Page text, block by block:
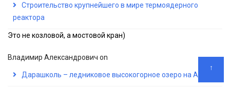
Строительство крупнейшего в мире термоядерного
реактора
Это не козловой, а мостовой кран)
Владимир Александрович on
Дарашколь – ледниковое высокогорное озеро на Алтае
↑